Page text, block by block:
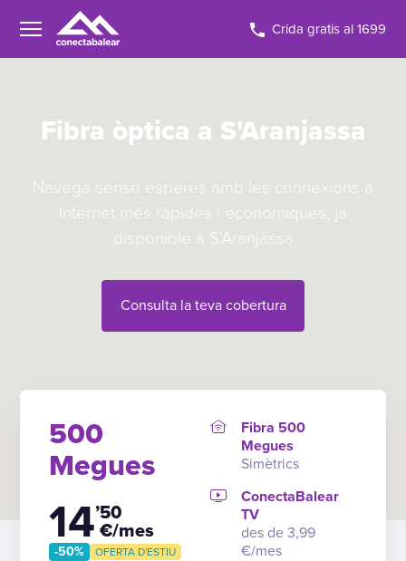
Crida gratis al 1699
Fibra òptica a S'Aranjassa
Navega sense esperes amb les connexions a
Internet més ràpides i econòmiques, ja
disponible a S'Aranjassa
Consulta la teva cobertura
500
Megues
14’50
€/mes
-50% OFERTA D'ESTIU
Fibra 500
Megues
Simètrics
ConectaBalear
TV
des de 3,99
€/mes